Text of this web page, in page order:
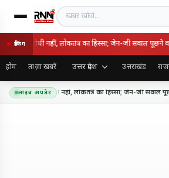
खबर खोजें
ब्रेकिंग
राष्ट्रविरोधी नहीं, लोकतंत्र का हिस्सा; जेन-जी सवाल पूछने
होम ताज़ा खबरें उत्तर प्रदेश उत्तराखंड
लाइव अपडेट
आंदोलन राष्ट्रविरोधी नहीं, लोकतंत्र का हिस्सा; जेन-जी सवाल